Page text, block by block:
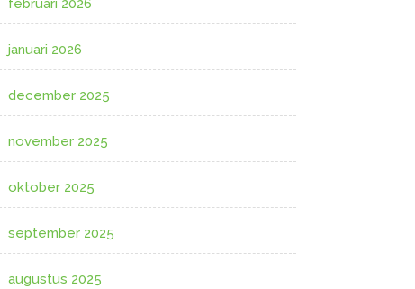
februari 2026
januari 2026
december 2025
november 2025
oktober 2025
september 2025
augustus 2025